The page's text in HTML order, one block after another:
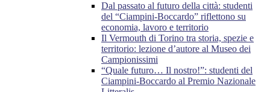
Dal passato al futuro della città: studenti
del “Ciampini-Boccardo” riflettono su
economia, lavoro e territorio
Il Vermouth di Torino tra storia, spezie e
territorio: lezione d’autore al Museo dei
Campionissimi
“Quale futuro… Il nostro!”: studenti del
Ciampini-Boccardo al Premio Nazionale